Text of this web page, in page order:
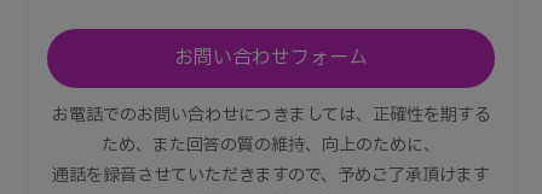
お問い合わせフォーム
お電話でのお問い合わせにつきましては、正確性を期する
ため、また回答の質の維持、向上のために、
通話を録音させていただきますので、予めご了承頂けます